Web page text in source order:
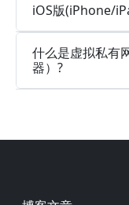
iOS版(iPhone/
什么是虚拟私有
器）?
Footer